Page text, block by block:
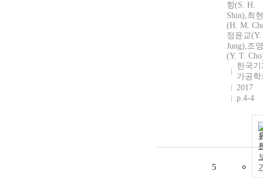
항(S. H.
Shin),최
(H. M.
정윤교(Y.
Jung),조
(Y. T.
한국기
가공학
2017
p.4-4
5